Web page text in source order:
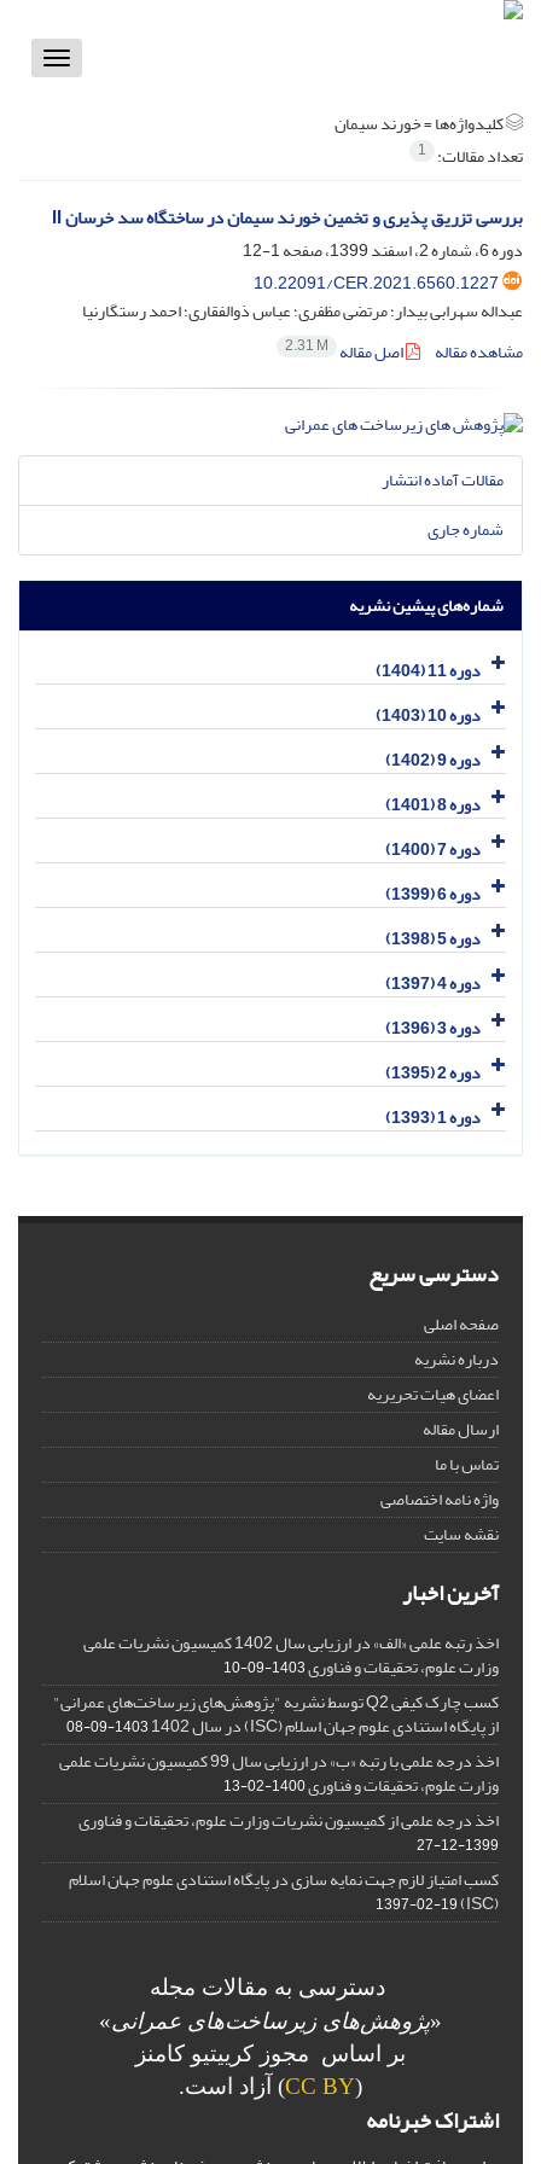
Toggle
کلیدواژه‌ها =خورند سیمان
تعداد مقالات: 1
بررسی تزریق پذیری و تخمین خورند سیمان در ساختگاه سد خرسان II
دوره 6، شماره 2، اسفند 1399، صفحه
1-12
10.22091/CER.2021.6560.1227
عبداله سهرابی بیدار؛ مرتضی مظفری؛ عباس ذوالفقاری؛ احمد رستگارنیا
مشاهده مقاله
اصل مقاله 2.31 M
مقالات آماده انتشار
شماره جاری
شماره‌های پیشین نشریه
دوره 11 (1404)
دوره 10 (1403)
دوره 9 (1402)
دوره 8 (1401)
دوره 7 (1400)
دوره 6 (1399)
دوره 5 (1398)
دوره 4 (1397)
دوره 3 (1396)
دوره 2 (1395)
دوره 1 (1393)
دسترسی سریع
صفحه اصلی
درباره نشریه
اعضای هیات تحریریه
ارسال مقاله
تماس با ما
واژه نامه اختصاصی
نقشه سایت
آخرین اخبار
اخذ رتبه علمی «الف» در ارزیابی سال 1402 کمیسیون نشریات علمی
وزارت علوم، تحقیقات و فناوری1403-09-10
کسب چارک کیفی Q2 توسط نشریه "پژوهش‌های زیرساخت‌های عمرانی"
از پایگاه استنادی علوم جهان اسلام (ISC) در سال 1402 1403-09-08
اخذ درجه علمی با رتبه «ب» در ارزیابی سال 99 کمیسیون نشریات علمی
وزارت علوم، تحقیقات و فناوری1400-02-13
اخذ درجه علمی از کمیسیون نشریات وزارت علوم، تحقیقات و فناوری
1399-12-27
کسب امتیاز لازم جهت نمایه سازی در پایگاه استنادی علوم جهان اسلام
(ISC)
1397-02-19
دسترسی به مقالات مجله
«پژوهش‌های زیرساخت‌های عمرانی»
بر اساس مجوز کرییتیو کامنز
(
CC BY) آزاد است.
اشتراک خبرنامه